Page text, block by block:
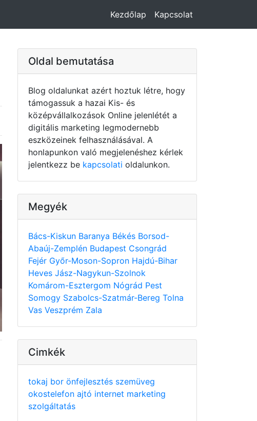
Kezdőlap Kapcsolat
Oldal bemutatása
Blog oldalunkat azért hoztuk létre, hogy
támogassuk a hazai Kis- és
középvállalkozások Online jelenlétét a
digitális marketing legmodernebb
eszközeinek felhasználásával. A
honlapunkon való megjelenéshez kérlek
jelentkezz be kapcsolati oldalunkon.
Megyék
Bács-Kiskun Baranya Békés Borsod-
Abaúj-Zemplén Budapest Csongrád
Fejér Győr-Moson-Sopron Hajdú-Bihar
Heves Jász-Nagykun-Szolnok
Komárom-Esztergom Nógrád Pest
Somogy Szabolcs-Szatmár-Bereg Tolna
Vas Veszprém Zala
Cimkék
tokaj bor önfejlesztés szemüveg
okostelefon ajtó internet marketing
szolgáltatás